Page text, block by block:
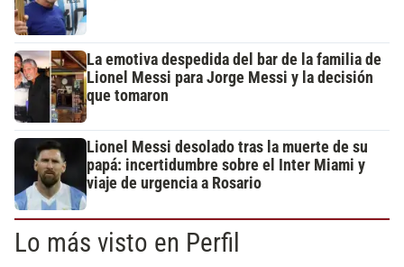
La emotiva despedida del bar de la familia de
Lionel Messi para Jorge Messi y la decisión
que tomaron
Lionel Messi desolado tras la muerte de su
papá: incertidumbre sobre el Inter Miami y
viaje de urgencia a Rosario
Lo más visto en Perfil